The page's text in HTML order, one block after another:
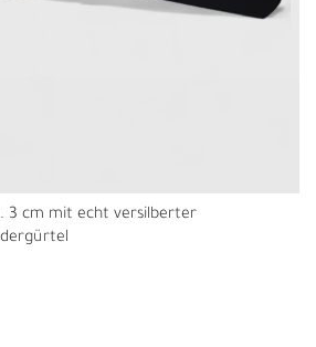
3 cm mit echt versilberter